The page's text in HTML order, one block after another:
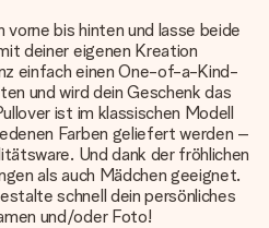
bis hinten und lasse beide
deiner eigenen Kreation
einfach einen One-of-a-Kind-
und wird dein Geschenk das
ist im klassischen Modell
Farben geliefert werden –
Und dank der fröhlichen
als auch Mädchen geeignet.
schnell dein persönliches
und/oder Foto!